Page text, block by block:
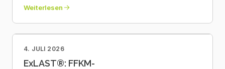
Weiterlesen
4. JULI 2026
ExLAST®: FFKM-